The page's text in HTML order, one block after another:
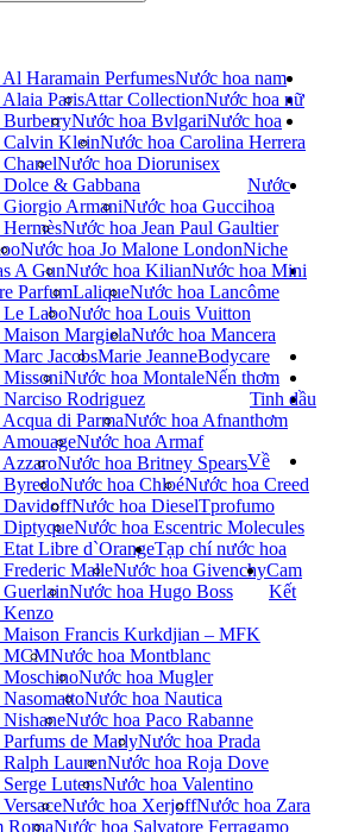
Haramain Perfumes
ParisAttar Collection
Nước hoa Bvlgari
Calvin KleinNước hoa Carolina Herrera
Nước hoa Dior
& Gabbana
ArmaniNước hoa Gucci
Nước hoa Jean Paul Gaultier
Nước hoa Jo Malone London
A GunNước hoa Kilian
ParfumLaliqueNước hoa Lancôme
LaboNước hoa Louis Vuitton
MargielaNước hoa Mancera
JacobsMarie Jeanne
Nước hoa Montale
Rodriguez
di ParmaNước hoa Afnan
Nước hoa Armaf
Nước hoa Britney Spears
Nước hoa ChloéNước hoa Creed
DavidoffNước hoa Diesel
Nước hoa Escentric Molecules
Libre d`Orange
MalleNước hoa Givenchy
Nước hoa Hugo Boss
Francis Kurkdjian – MFK
MCMNước hoa Montblanc
Nước hoa Mugler
Nước hoa Nautica
Nước hoa Paco Rabanne
de MarlyNước hoa Prada
LaurenNước hoa Roja Dove
LutensNước hoa Valentino
Nước hoa XerjoffNước hoa Zara
RomaNước hoa Salvatore Ferragamo
Nước hoa nam
Nước hoa nữ
Nước hoa
unisex
Nước
hoa
Niche
Nước hoa Mini
Bodycare
Nến thơm
Tinh dầu
thơm
Về
Tprofumo
Tạp chí nước hoa
Cam
Kết